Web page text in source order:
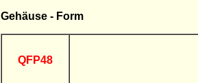
Gehäuse - Form
QFP48